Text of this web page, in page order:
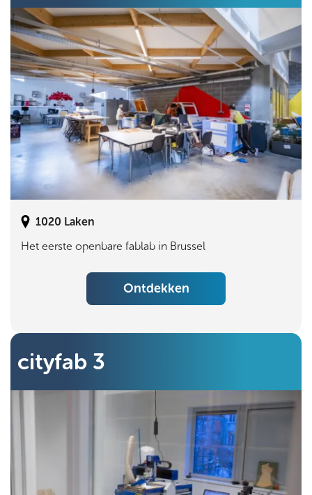
1020 Laken
Het eerste openbare fablab in Brussel
Ontdekken
cityfab 3